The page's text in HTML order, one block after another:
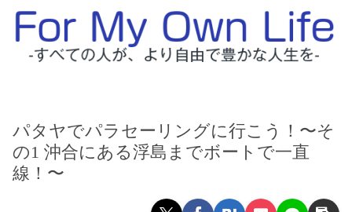
パタヤでパラセーリングに行こう！〜そ
の1 沖合にある浮島までボートで一直
線！〜